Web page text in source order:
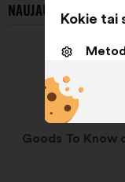
NAUJAUSI GOODS TO
Goods To Know
Kokie tai